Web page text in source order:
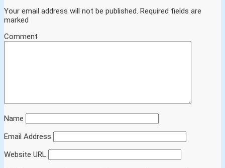
Your email address will not be published. Required fields are
marked
Comment
Name
Email Address
Website URL